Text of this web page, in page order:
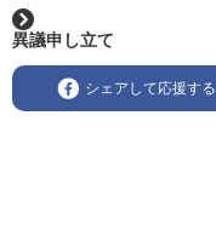
異議申し立て
シェアして応援する